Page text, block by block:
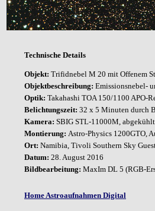
Technische Details
Objekt: Trifidnebel M 20 mit Offenem
Objektbeschreibung: Emissionsnebel-
Optik: Takahashi TOA 150/1100 APO-
Belichtungszeit: 32 x 5 Minuten durch
Kamera: SBIG STL-11000M,
Montierung: Astro-Physics 1200GTO,
Ort: Namibia, Tivoli Southern Sky
Datum: 28. August 2016
Bildbearbeitung: MaxIm DL 5 (RGB-
Home Astroaufnahmen Digital